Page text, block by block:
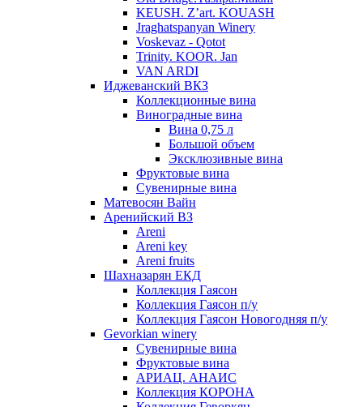
KEUSH. Z’art. KOUASH
Jraghatspanyan Winery
Voskevaz - Qotot
Trinity. KOOR. Jan
VAN ARDI
Иджеванский ВКЗ
Коллекционные вина
Виноградные вина
Вина 0,75 л
Большой объем
Эксклюзивные вина
Фруктовые вина
Cувенирные вина
Матевосян Вайн
Аренийский ВЗ
Areni
Areni key
Areni fruits
Шахназарян ЕКД
Коллекция Гаясон
Коллекция Гаясон п/у
Коллекция Гаясон Новогодняя п/у
Gevorkian winery
Сувенирные вина
Фруктовые вина
АРИАЦ. АНАИС
Коллекция КОРОНА